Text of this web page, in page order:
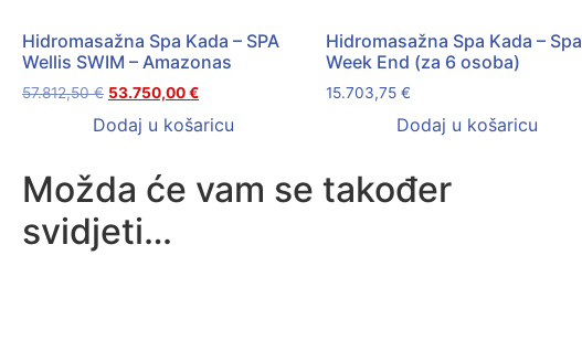
Hidromasažna Spa Kada – SPA
Wellis SWIM – Amazonas
57.812,50€ 53.750,00€
Dodaj u košaricu
Hidromasažna Spa Kada – Spa
Week End (za 6 osoba)
15.703,75 €
Dodaj u košaricu
Možda će vam se također
svidjeti…